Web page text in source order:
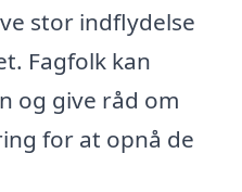
stor indflydelse
Fagfolk kan
og give råd om
for at opnå de